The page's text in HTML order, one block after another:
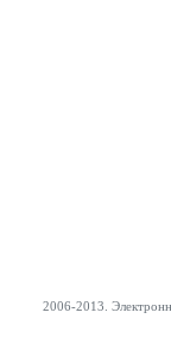
2006-2013.